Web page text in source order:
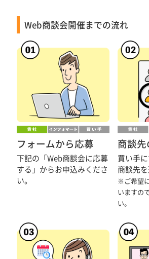
Web商談会開催までの流れ
フォームから応募
下記の「Web商談会に応募
する」からお申込みくださ
い。
商談
買い手
商談先を
※ご希望
いますの
い。